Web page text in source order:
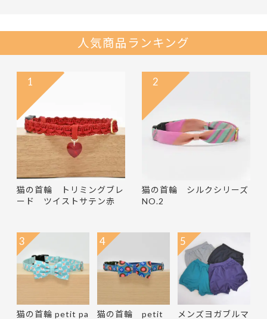
人気商品ランキング
猫の首輪 トリミングブレ
ード ツイストサテン赤
1
猫の首輪 シルクシリーズ
NO.2
2
猫の首輪 petit pa
3
猫の首輪 petit
4
メンズヨガブルマ
5